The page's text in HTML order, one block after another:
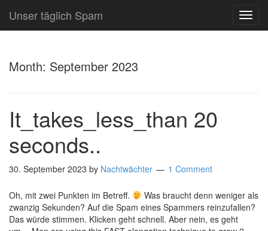
Unser täglich Spam
Month: September 2023
It_takes_less_than 20
seconds..
30. September 2023 by Nachtwächter 1 Comment
Oh, mit zwei Punkten im Betreff.
Was braucht denn weniger als
zwanzig Sekunden? Auf die Spam eines Spammers reinzufallen?
Das würde stimmen. Klicken geht schnell. Aber nein, es geht